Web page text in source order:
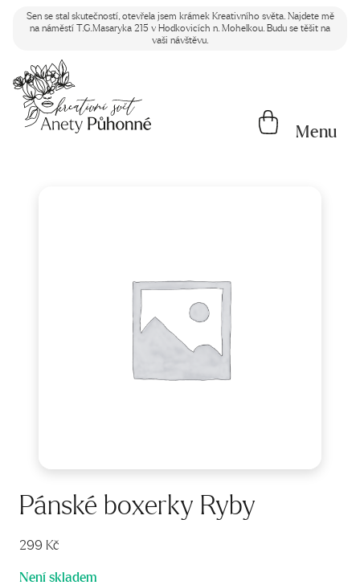
Sen se stal skutečností, otevřela jsem krámek Kreativního světa. Najdete mě
na náměstí T.G.Masaryka 215 v Hodkovicích n. Mohelkou. Budu se těšit na
vaši návštěvu.
Menu
Pánské boxerky Ryby
299 Kč
Není skladem